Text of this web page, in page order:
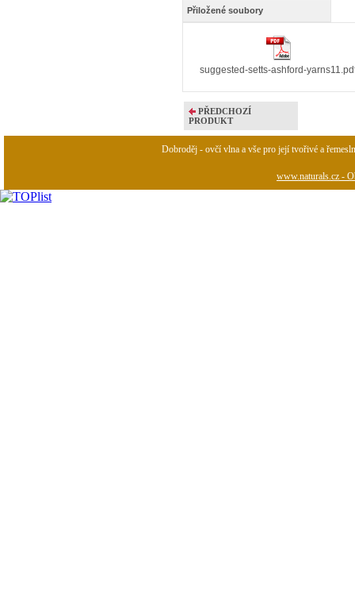
Přiložené soubory
suggested-setts-ashford-
PŘEDCHOZÍ
PRODUKT
Dobroděj - ovčí vlna a vše pro její tvořivé a
www.naturals.cz -